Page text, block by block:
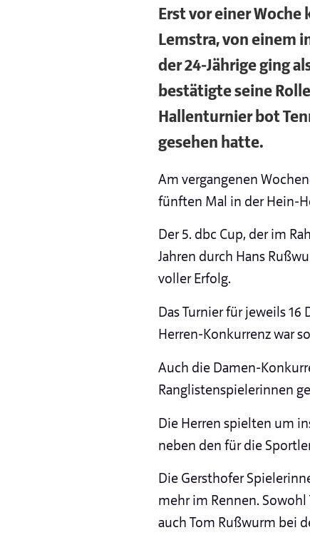
Erst vor einer Woche
Lemstra, von einem
der 24-Jährige ging
bestätigte seine
Hallenturnier bot
gesehen hatte.
Am vergangenen
fünften Mal in der Hein-
Der 5. dbc Cup, der im
Jahren durch Hans
voller Erfolg.
Das Turnier für jeweils
Herren-Konkurrenz war
Auch die Damen-
Ranglistenspielerinnen
Die Herren spielten um
neben den für die
Die Gersthofer
mehr im Rennen.
auch Tom Rußwurm bei